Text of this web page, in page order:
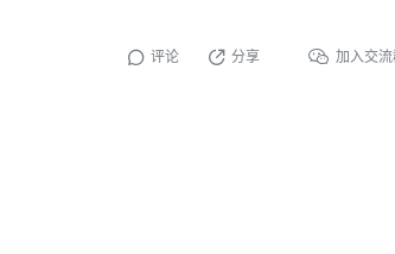
评论 分享 加入交